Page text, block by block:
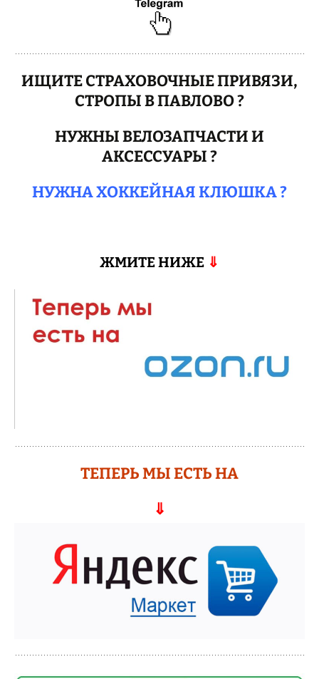
ИЩИТЕ СТРАХОВОЧНЫЕ ПРИВЯЗИ,
СТРОПЫ В ПАВЛОВО ?
НУЖНЫ ВЕЛОЗАПЧАСТИ И
АКСЕССУАРЫ ?
НУЖНА ХОККЕЙНАЯ КЛЮШКА ?
ЖМИТЕ НИЖЕ ⇓
ТЕПЕРЬ МЫ ЕСТЬ НА
⇓